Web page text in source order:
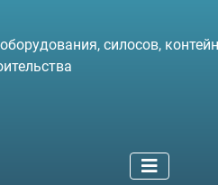
силосов,